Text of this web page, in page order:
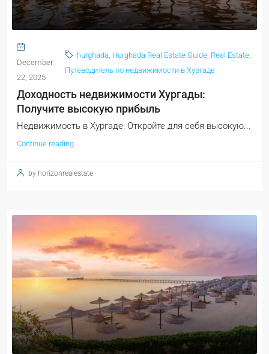
December
22, 2025
hurghada Hurghada Real Estate Guide Real Estate
Путеводитель по недвижимости в Хургаде
Доходность недвижимости Хургады:
Получите высокую прибыль
Недвижимость в Хургаде: Откройте для себя высокую...
Continue reading
by horizonrealestate